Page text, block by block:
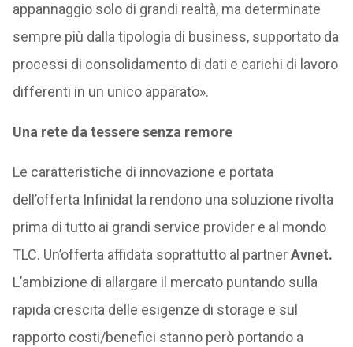
appannaggio solo di grandi realtà, ma determinate
sempre più dalla tipologia di business, supportato da
processi di consolidamento di dati e carichi di lavoro
differenti in un unico apparato».
Una rete da tessere senza remore
Le caratteristiche di innovazione e portata
dell’offerta Infinidat la rendono una soluzione rivolta
prima di tutto ai grandi service provider e al mondo
TLC. Un’offerta affidata soprattutto al partnerAvnet.
L’ambizione di allargare il mercato puntando sulla
rapida crescita delle esigenze di storage e sul
rapporto costi/benefici stanno però portando a